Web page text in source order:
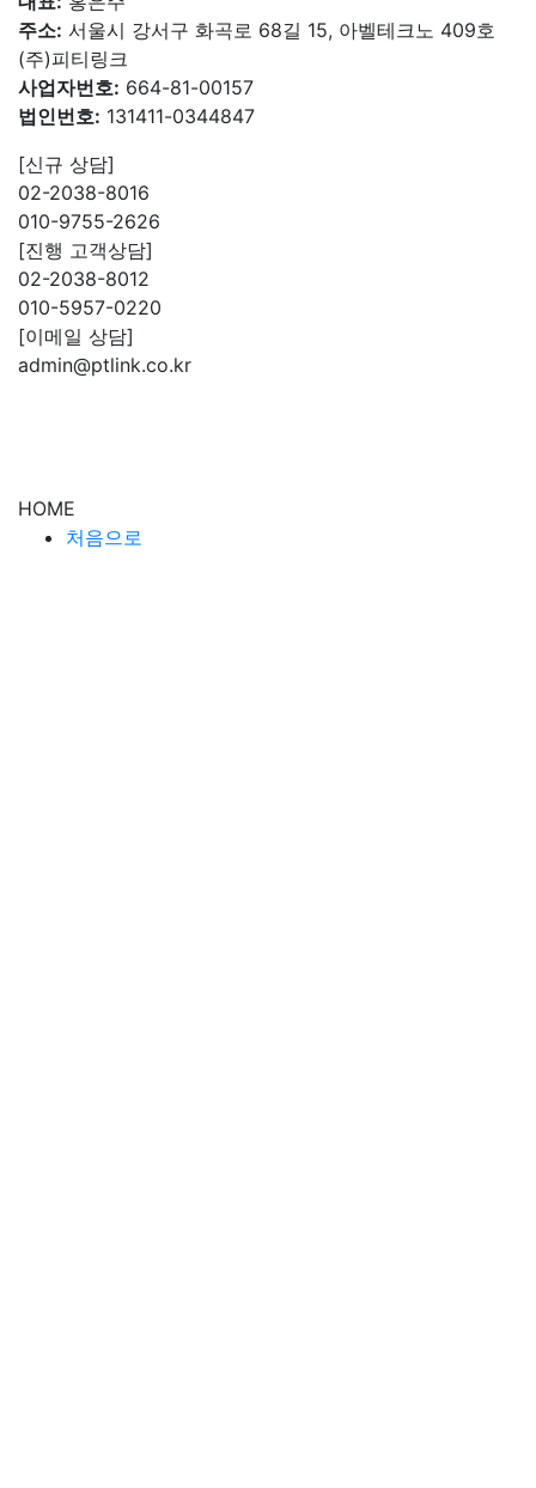
주소: 서울시 강서구 화곡로 68길 15, 아벨테크노 409호
(주)피티링크
사업자번호: 664-81-00157
법인번호: 131411-0344847
[신규 상담]
02-2038-8016
010-9755-2626
[진행 고객상담]
02-2038-8012
010-5957-0220
[이메일 상담]
admin@ptlink.co.kr
HOME
처음으로